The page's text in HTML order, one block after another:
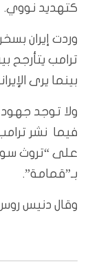
كتهديد نووي.
وردت إيران
ترامب يتأرجح
بينما يرى
ولا توجد جهود
فيما نشر
على “تروث
بـ”قمامة”.
وقال دنيس